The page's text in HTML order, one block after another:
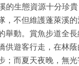
的生態資源十分珍
，不但維護蓬萊溪的
舉動。賞魚步道全
供遊客行走，在林
；而夏天夜晚，無